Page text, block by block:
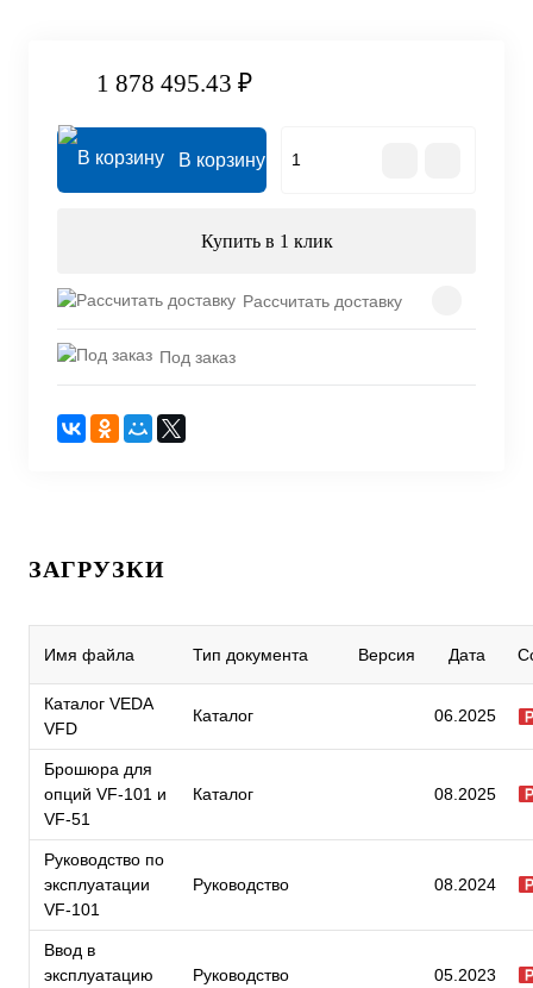
1 878 495.43 ₽
В корзину
Купить в 1 клик
Рассчитать доставку
Под заказ
ЗАГРУЗКИ
Имя файла Тип документа Версия Дата
Каталог VEDA
VFD
Каталог 06.2025
Брошюра для
опций VF-101 и
VF-51
Каталог 08.2025
Руководство по
эксплуатации
VF-101
Руководство 08.2024
Ввод в
эксплуатацию
Руководство 05.2023